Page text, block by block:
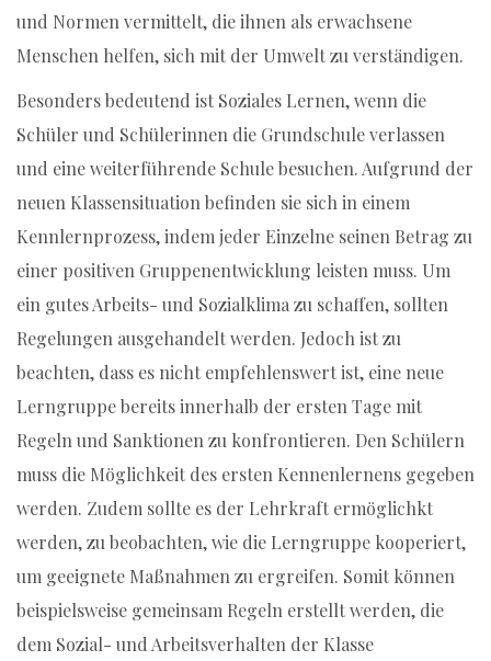
und Normen vermittelt, die ihnen als erwachsene
Menschen helfen, sich mit der Umwelt zu verständigen.
Besonders bedeutend ist Soziales Lernen, wenn die
Schüler und Schülerinnen die Grundschule verlassen
und eine weiterführende Schule besuchen. Aufgrund der
neuen Klassensituation befinden sie sich in einem
Kennlernprozess, indem jeder Einzelne seinen Betrag zu
einer positiven Gruppenentwicklung leisten muss. Um
ein gutes Arbeits- und Sozialklima zu schaffen, sollten
Regelungen ausgehandelt werden. Jedoch ist zu
beachten, dass es nicht empfehlenswert ist, eine neue
Lerngruppe bereits innerhalb der ersten Tage mit
Regeln und Sanktionen zu konfrontieren. Den Schülern
muss die Möglichkeit des ersten Kennenlernens gegeben
werden. Zudem sollte es der Lehrkraft ermöglichkt
werden, zu beobachten, wie die Lerngruppe kooperiert,
um geeignete Maßnahmen zu ergreifen. Somit können
beispielsweise gemeinsam Regeln erstellt werden, die
dem Sozial- und Arbeitsverhalten der Klasse